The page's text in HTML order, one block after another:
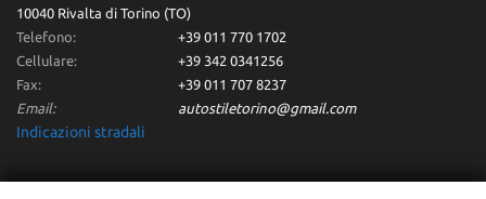
10040 Rivalta di Torino (TO)
Telefono:
+39 011 770 1702
Cellulare:
+39 342 0341256
Fax:
+39 011 707 8237
Email:
autostiletorino@gmail.com
Indicazioni stradali